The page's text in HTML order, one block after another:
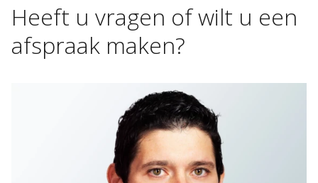
Heeft u vragen ofwilt u een
afspraak maken?